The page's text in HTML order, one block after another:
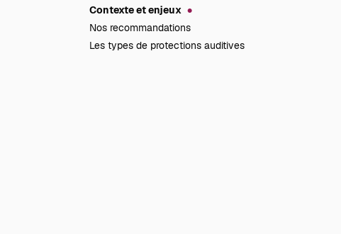
Contexte et enjeux
Nos recommandations
Les types de protections auditives